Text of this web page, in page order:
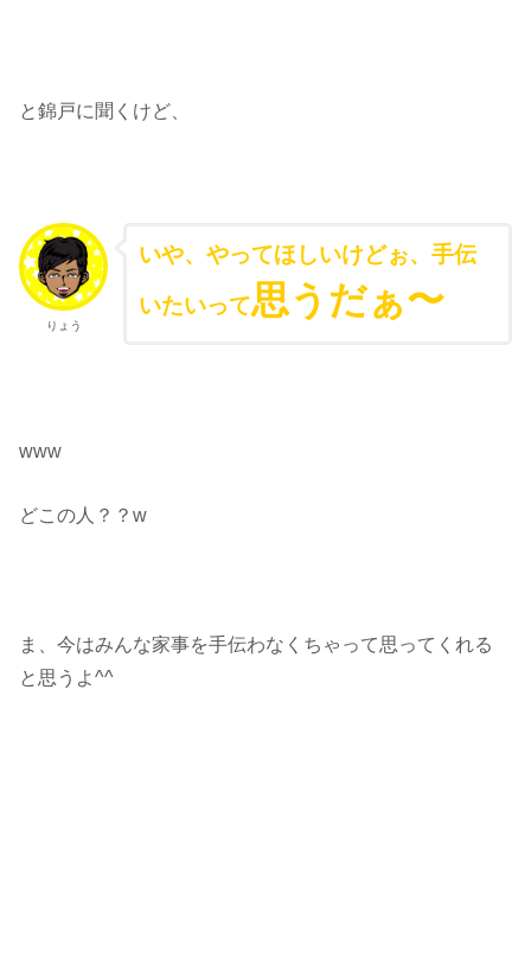
と錦戸に聞くけど、
りょう
いや、やってほしいけどぉ、手伝
いたいって思うだぁ〜
www
どこの人？？w
ま、今はみんな家事を手伝わなくちゃって思ってくれる
と思うよ^^